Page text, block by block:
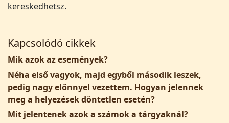
kereskedhetsz.
Kapcsolódó cikkek
Mik azok az események?
Néha első vagyok, majd egyből második leszek,
pedig nagy előnnyel vezettem. Hogyan jelennek
meg a helyezések döntetlen esetén?
Mit jelentenek azok a számok a tárgyaknál?